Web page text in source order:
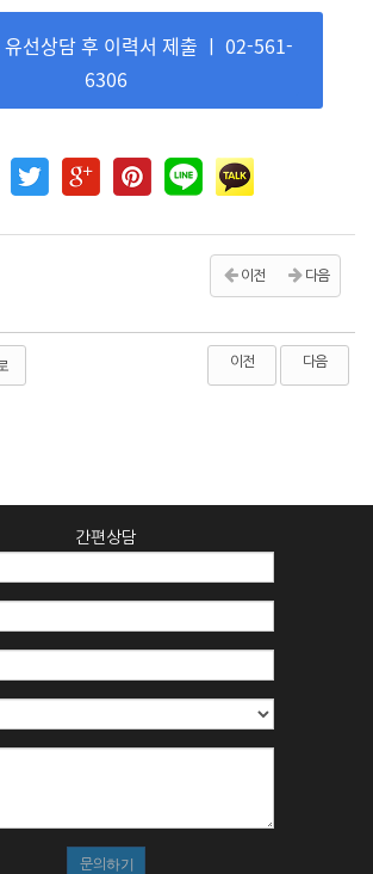
유선상담 후 이력서 제출 ㅣ 02-561-
6306
이전 다음
이전 다음
간편상담